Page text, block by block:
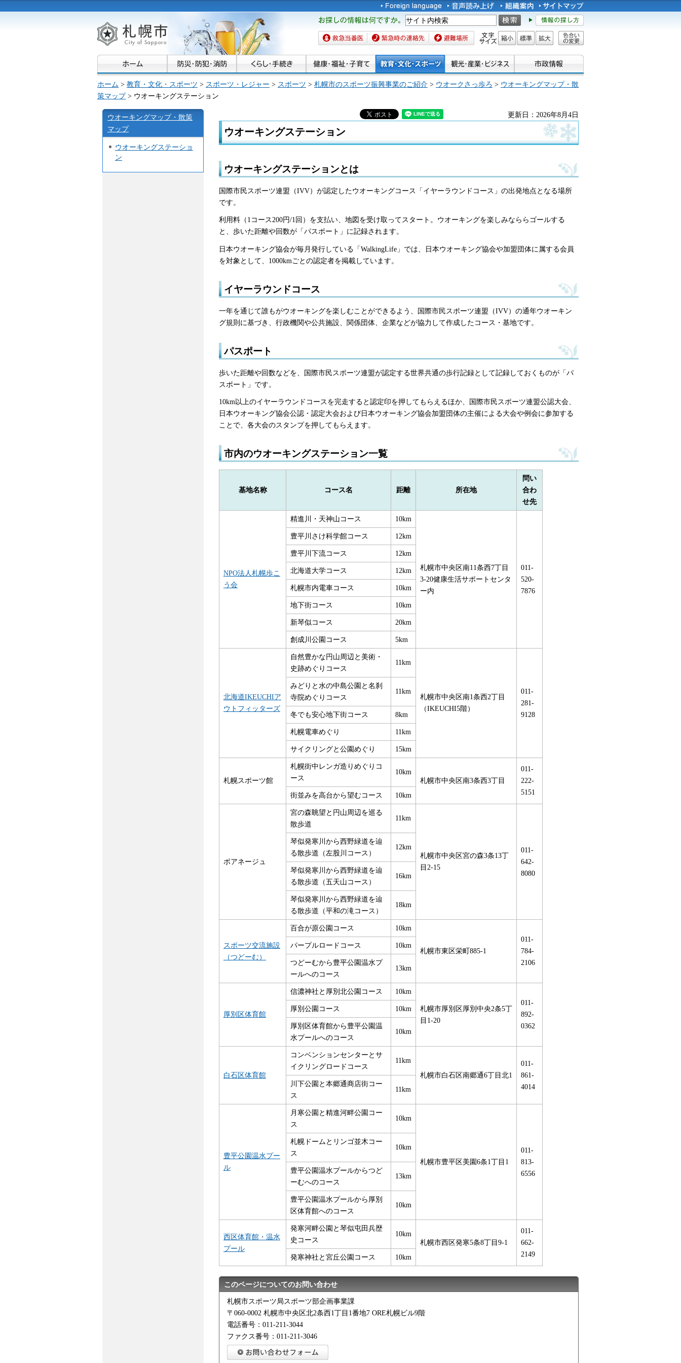
札幌市
お探しの情報は何です
か。
救急当番医 緊急時の連絡先 避難場所 文字サイズ
縮小 標準 拡大
色合い
ホーム > 教育・文化・スポーツ > スポーツ・レジャー > スポーツ > 札幌市のスポーツ振興事業のご紹介 > ウオークさっ歩ろ > ウオーキングマップ・散
策マップ> ウオーキングステーション
ウオーキングマップ・散策
マップ
ウオーキングステーショ
ン
更新日：2026年8月4日
ウオーキングステーション
ウオーキングステーションとは
国際市民スポーツ連盟（IVV）が認定したウオーキングコース「イヤーラウンドコース」の出発地点となる場所
です。
利用料（1コース200円/1回）を支払い、地図を受け取ってスタート。ウオーキングを楽しみなららゴールする
と、歩いた距離や回数が「パスポート」に記録されます。
日本ウオーキング協会が毎月発行している「WalkingLife」では、日本ウオーキング協会や加盟団体に属する会員
を対象として、1000kmごとの認定者を掲載しています。
イヤーラウンドコース
一年を通じて誰もがウオーキングを楽しむことができるよう、国際市民スポーツ連盟（IVV）の通年ウオーキン
グ規則に基づき、行政機関や公共施設、関係団体、企業などが協力して作成したコース・基地です。
パスポート
歩いた距離や回数などを、国際市民スポーツ連盟が認定する世界共通の歩行記録として記録しておくものが「パ
スポート」です。
10km以上のイヤーラウンドコースを完走すると認定印を押してもらえるほか、国際市民スポーツ連盟公認大会、
日本ウオーキング協会公認・認定大会および日本ウオーキング協会加盟団体の主催による大会や例会に参加する
ことで、各大会のスタンプを押してもらえます。
市内のウオーキングステーション一覧
基地名称 コース名 距離 所在地
問い
合わ
せ先
NPO法人札幌歩こ
う会
精進川・天神山コース 10km
札幌市中央区南11条西7丁目
3-20健康生活サポートセンタ
ー内
011-
520-
7876
豊平川さけ科学館コース 12km
豊平川下流コース 12km
北海道大学コース 12km
札幌市内電車コース 10km
地下街コース 10km
新琴似コース 20km
創成川公園コース 5km
北海道IKEUCHIア
ウトフィッターズ
自然豊かな円山周辺と美術・
史跡めぐりコース
11km
札幌市中央区南1条西2丁目
（IKEUCHI5階）
011-
281-
9128
みどりと水の中島公園と名刹
寺院めぐりコース
11km
冬でも安心地下街コース 8km
札幌電車めぐり 11km
サイクリングと公園めぐり 15km
札幌スポーツ館
札幌街中レンガ造りめぐりコ
ース
10km
札幌市中央区南3条西3丁目
011-
222-
5151
街並みを高台から望むコース 10km
ボアネージュ
宮の森眺望と円山周辺を巡る
散歩道
11km
札幌市中央区宮の森3条13丁
目2-15
011-
642-
8080
琴似発寒川から西野緑道を辿
る散歩道（左股川コース）
12km
琴似発寒川から西野緑道を辿
る散歩道（五天山コース）
16km
琴似発寒川から西野緑道を辿
る散歩道（平和の滝コース）
18km
スポーツ交流施設
（つどーむ）
百合が原公園コース 10km
札幌市東区栄町885-1
011-
784-
2106
パープルロードコース 10km
つどーむから豊平公園温水プ
ールへのコース
13km
厚別区体育館
信濃神社と厚別北公園コース 10km
札幌市厚別区厚別中央2条5丁
目1-20
011-
892-
0362
厚別公園コース 10km
厚別区体育館から豊平公園温
水プールへのコース
10km
白石区体育館
コンベンションセンターとサ
イクリングロードコース
11km
札幌市白石区南郷通6丁目北1
011-
861-
4014
川下公園と本郷通商店街コー
ス
11km
豊平公園温水プー
ル
月寒公園と精進河畔公園コー
ス
10km
札幌市豊平区美園6条1丁目1
011-
813-
6556
札幌ドームとリンゴ並木コー
ス
10km
豊平公園温水プールからつど
ーむへのコース
13km
豊平公園温水プールから厚別
区体育館へのコース
10km
西区体育館・温水
プール
発寒河畔公園と琴似屯田兵歴
史コース
10km
札幌市西区発寒5条8丁目9-1
011-
662-
2149
発寒神社と宮丘公園コース 10km
このページについてのお問い合わせ
札幌市スポーツ局スポーツ部企画事業課
〒060-0002 札幌市中央区北2条西1丁目1番地7 ORE札幌ビル9階
電話番号：011-211-3044
ファクス番号：011-211-3046